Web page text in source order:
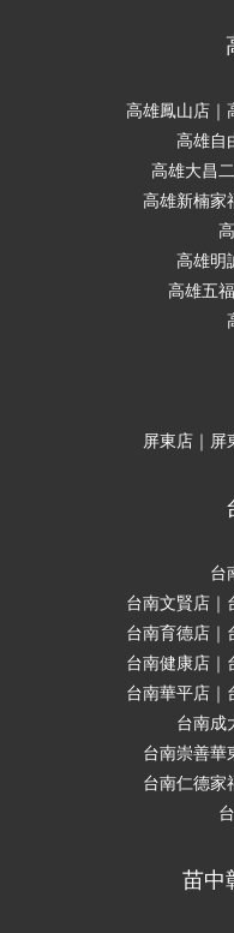
高雄鳳山店｜
高雄自
高雄大昌
高雄新楠家
高雄明
高雄五
屏東店｜屏
台
台南文賢店｜
台南育德店｜
台南健康店｜
台南華平店｜
台南成
台南崇善華
台南仁德家
苗中